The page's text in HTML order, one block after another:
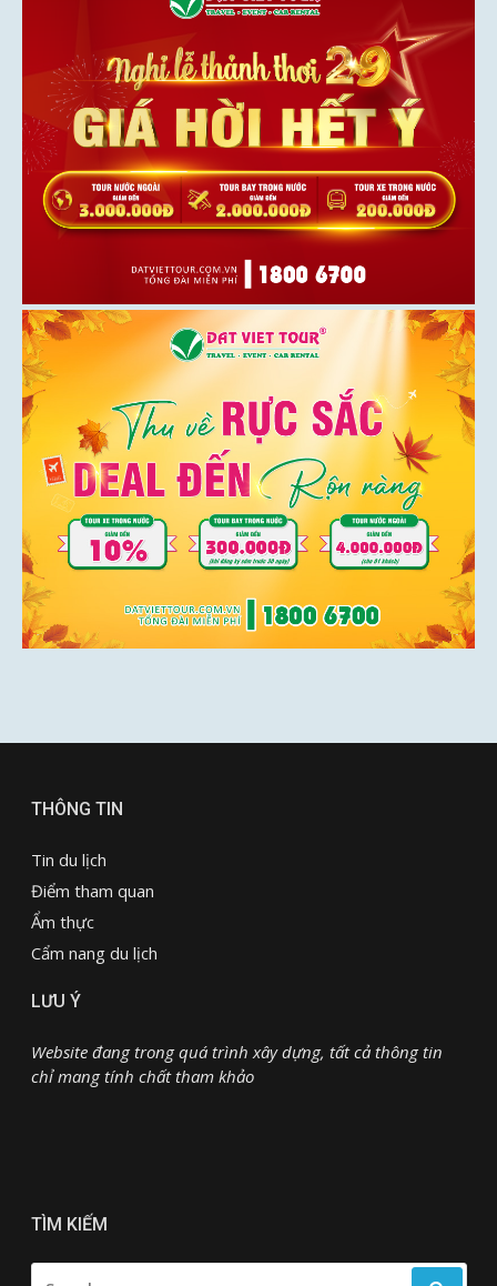
THÔNG TIN
Tin du lịch
Điểm tham quan
Ẩm thực
Cẩm nang du lịch
LƯU Ý
Website đang trong quá trình xây dựng, tất cả thông tin
chỉ mang tính chất tham khảo
TÌM KIẾM